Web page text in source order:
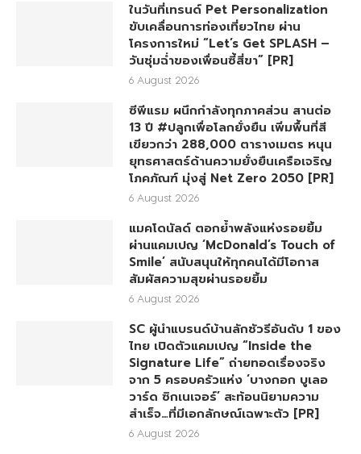
ในวันที่เทรนด์ Pet Personalization
ขับเคลื่อนการท่องเที่ยวไทย ผ่าน
โครงการใหม่ “Let’s Get SPLASH –
วันชุ่มฉ่ำของเพื่อนซี้สี่ขา” [PR]
6 August 2026
ซีพีแรม ผนึกกำลังทุกภาคส่วน สานต่อ
13 ปี #ปลูกเพื่อโลกยั่งยืน เพิ่มพื้นที่สี
เขียวกว่า 288,000 ตารางเมตร หนุน
ยุทธศาสตร์ด้านความยั่งยืนเครือเจริญ
โภคภัณฑ์ มุ่งสู่ Net Zero 2050 [PR]
6 August 2026
แมคโดนัลด์ ตอกย้ำพลังแห่งรอยยิ้ม
ผ่านแคมเปญ ‘McDonald’s Touch of
Smile’ สนับสนุนให้ทุกคนได้มีโอกาส
สัมผัสความสุขผ่านรอยยิ้ม
6 August 2026
SC ผู้นำแบรนด์บ้านลักชัวรีอันดับ 1 ของ
ไทย เปิดตัวแคมเปญ “Inside the
Signature Life” ถ่ายทอดเรื่องจริง
จาก 5 ครอบครัวแห่ง ‘บางกอก บูเลอ
วาร์ด ซิกเนเจอร์’ สะท้อนนิยามความ
สำเร็จ…ที่มีเอกลักษณ์เฉพาะตัว [PR]
6 August 2026